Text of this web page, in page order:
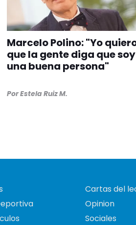
Marcelo Polino: "Yo
que la gente diga que soy
una buena persona"
PorEstela Ruiz M.
Cartas del
Opinion
Sociales